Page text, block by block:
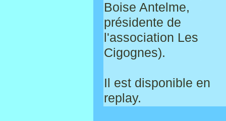
Boise Antelme,
présidente de
l'association Les
Cigognes).
Il est disponible en
replay.